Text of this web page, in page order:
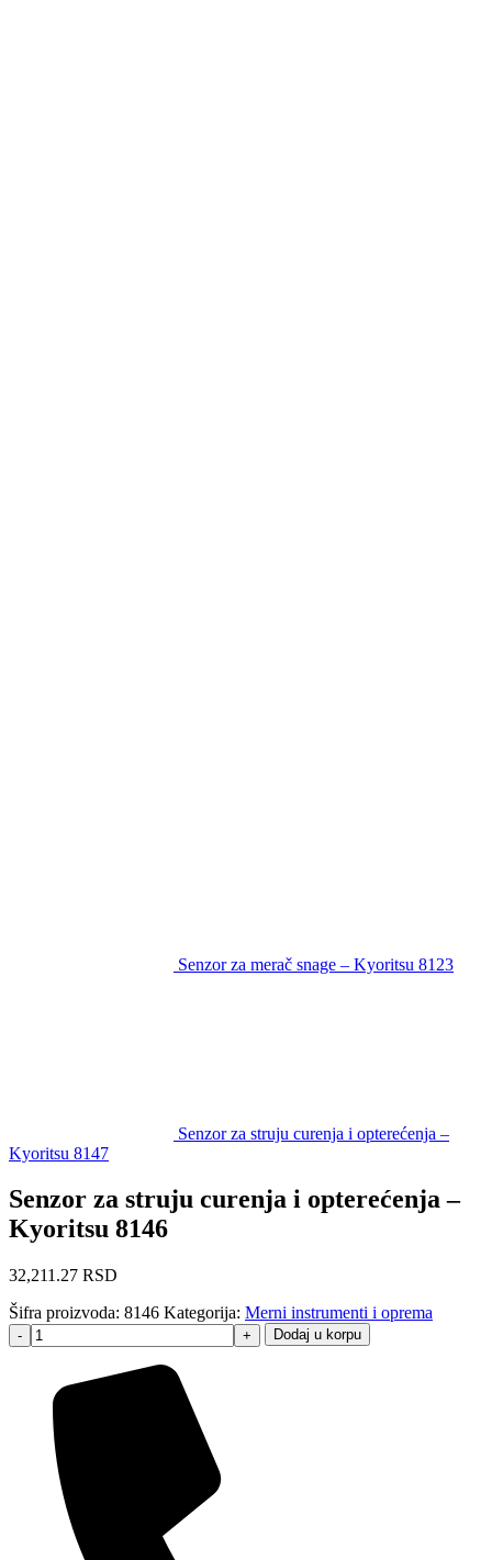
Senzor za merač snage – Kyoritsu 8123
Senzor za struju curenja i opterećenja –
Kyoritsu 8147
Senzor za struju curenja i opterećenja –
Kyoritsu 8146
32,211.27 RSD
Šifra proizvoda: 8146 Kategorija: Merni instrumenti i oprema
- + Dodaj u korpu